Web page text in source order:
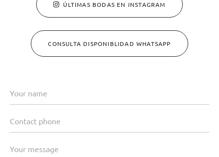
ÚLTIMAS BODAS EN INSTAGRAM
CONSULTA DISPONIBLIDAD WHATSAPP